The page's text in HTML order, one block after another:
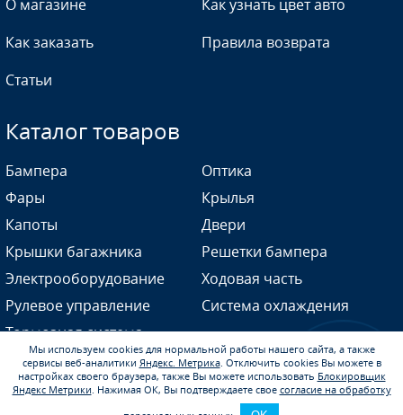
PXA - PURPLE FANTASIA
PXA - PURPLE FANTASIA
О магазине
Как узнать цвет авто
Как заказать
Правила возврата
Статьи
Каталог товаров
Бампера
Оптика
Фары
Крылья
Капоты
Двери
Крышки багажника
Решетки бампера
Электрооборудование
Ходовая часть
Рулевое управление
Система охлаждения
Тормозная система
Мы используем cookies для нормальной работы нашего сайта, а также
сервисы веб-аналитики Яндекс. Метрика. Отключить cookies Вы можете в
настройках своего браузера, также Вы можете использовать Блокировщик
Яндекс Метрики. Нажимая ОК, Вы подтверждаете свое согласие на обработку